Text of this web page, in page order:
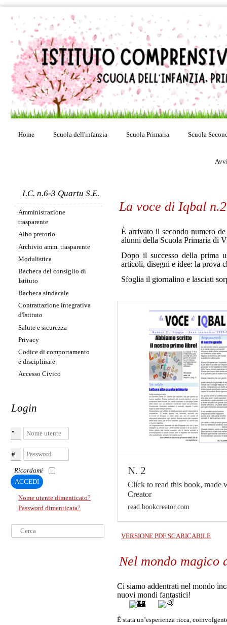
Home Scuola dell'infanzia Scuola Primaria Scuola
I.C. n.6-3 Quartu S.E.
Amministrazione
trasparente
Albo pretorio
Archivio amm. trasparente
Modulistica
Bacheca del consiglio di
Istituto
Bacheca sindacale
Contrattazione integrativa
d'Istituto
Salute e sicurezza
Privacy
Codice di comportamento
e disciplinare
Accesso Civico
Login
Nome utente
Password
Ricordami
ACCEDI
Nome utente dimenticato?
Password dimenticata?
Cerca...
La voce di Iqbal
È arrivato il secondo numero
alunni della Scuola Primaria di
Dopo il successo della prima
articoli, disegni e idee: la prova
Sfoglia il giornalino e lasciati
N. 2
Click to read this book, made
Creator
read.bookcreator.com
VERSIONE PDF SCARICABILE
Nel mondo magico
Ci siamo addentrati nel mondo
nuovi mondi fantastici!
È stata un’esperienza ricca,